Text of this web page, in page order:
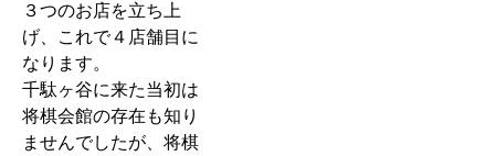
３つのお店を立ち上
げ、これで４店舗目に
なります。
千駄ヶ谷に来た当初は
将棋会館の存在も知り
ませんでしたが、将棋